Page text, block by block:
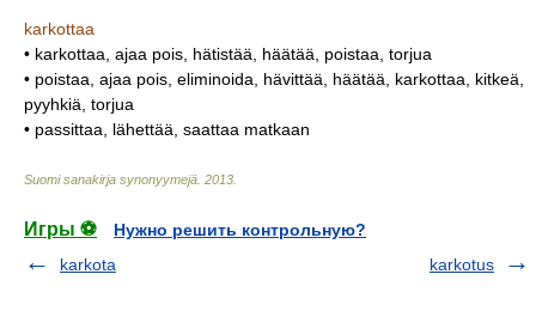
karkottaa
• karkottaa, ajaa pois, hätistää, häätää, poistaa, torjua
• poistaa, ajaa pois, eliminoida, hävittää, häätää, karkottaa, kitkeä,
pyyhkiä, torjua
• passittaa, lähettää, saattaa matkaan
Suomi sanakirja synonyymejä 2013
Игры ⚽
Нужно решить контрольную?
karkota
karkotus